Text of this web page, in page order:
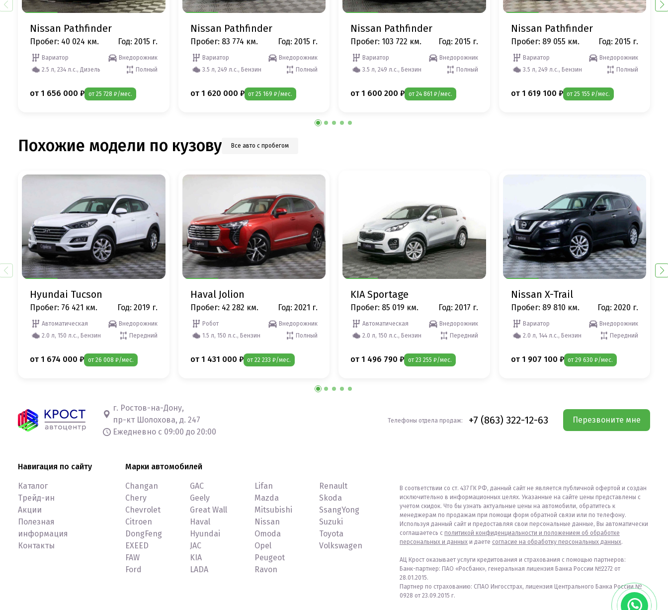
Nissan Pathfinder
Пробег: 40 024 км. Год: 2015 г.
Вариатор
Внедорожник
2.5 л, 234 л.с., Дизель
Полный
от 1 656 000 ₽ от 25 728 ₽/мес.
Nissan Pathfinder
Пробег: 83 774 км. Год: 2015 г.
Вариатор
Внедорожник
3.5 л, 249 л.с., Бензин
Полный
от 1 620 000 ₽ от 25 169 ₽/мес.
Nissan Pathfinder
Пробег: 103 722 км. Год: 2015 г.
Вариатор
Внедорожник
3.5 л, 249 л.с., Бензин
Полный
от 1 600 200 ₽ от 24 861 ₽/мес.
Nissan Pathfinder
Пробег: 89 055 км. Год: 2015 г.
Вариатор
Внедорожник
3.5 л, 249 л.с., Бензин
Полный
от 1 619 100 ₽ от 25 155 ₽/мес.
Похожие модели по кузову Все авто с пробегом
Hyundai Tucson
Пробег: 76 421 км. Год: 2019 г.
Автоматическая
Внедорожник
2.0 л, 150 л.с., Бензин
Передний
от 1 674 000 ₽ от 26 008 ₽/мес.
Haval Jolion
Пробег: 42 282 км. Год: 2021 г.
Робот
Внедорожник
1.5 л, 150 л.с., Бензин
Полный
от 1 431 000 ₽ от 22 233 ₽/мес.
KIA Sportage
Пробег: 85 019 км. Год: 2017 г.
Автоматическая
Внедорожник
2.0 л, 150 л.с., Бензин
Передний
от 1 496 790 ₽ от 23 255 ₽/мес.
Nissan X-Trail
Пробег: 89 810 км. Год: 2020 г.
Вариатор
Внедорожник
2.0 л, 144 л.с., Бензин
Передний
от 1 907 100 ₽ от 29 630 ₽/мес.
г. Ростов-на-Дону,
пр-кт Шолохова, д. 247
Ежедневно с 09:00 до 20:00
Телефоны отдела продаж: +7 (863) 322-12-63 Перезвоните мне
Навигация по сайту
Каталог
Трейд-ин
Акции
Полезная
информация
Контакты
Марки автомобилей
Changan
Chery
Chevrolet
Citroen
DongFeng
EXEED
FAW
Ford
GAC
Geely
Great Wall
Haval
Hyundai
JAC
KIA
LADA
Lifan
Mazda
Mitsubishi
Nissan
Omoda
Opel
Peugeot
Ravon
Renault
Skoda
SsangYong
Suzuki
Toyota
Volkswagen
В соответствии со ст. 437 ГК РФ, данный сайт не является публичной офертой и создан
исключительно в информационных целях. Указанные на сайте цены представлены с
учетом скидок. Что бы узнать актуальные цены на автомобили, обратитесь к
менеджерам по продажам при помощи форм обратной связи или по телефону.
Используя данный сайт и предоставляя свои персональные данные, Вы автоматически
соглашаетесь с политикой конфиденциальности и положением об обработке
персональных и данных и даете согласие на обработку персональных данных.
АЦ Крост оказывает услуги кредитования и страхования с помощью партнеров:
Банк-партнер: ПАО «Росбанк», генеральная лицензия Банка России №2272 от
28.01.2015.
Партнер по страхованию: СПАО Ингосстрах, лицензия Центрального Банка России №
0928 от 23.09.2015 г.